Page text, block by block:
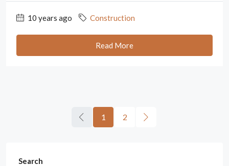
10 years ago Construction
Read More
1 2
Search